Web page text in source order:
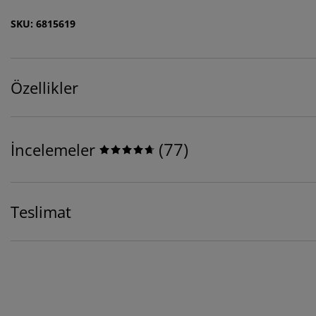
SKU: 6815619
Özellikler
İncelemeler (77)
Teslimat